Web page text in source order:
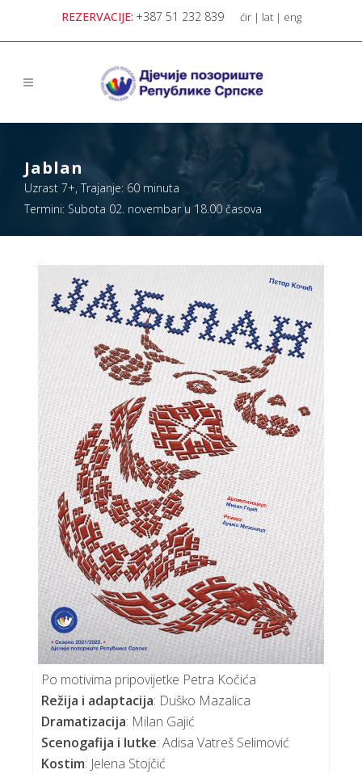
REZERVACIJE: +387 51 232 839 ćir| lat| eng
Jablan
Uzrast 7+, Trajanje: 60 minuta
Termini: Subota 02. novembar u 18.00 časova
Po motivima pripovijetke Petra Kočića
Režija i adaptacija: Duško Mazalica
Dramatizacija: Milan Gajić
Scenogafija i lutke: Adisa Vatreš Selimović
Kostim: Jelena Stojčić